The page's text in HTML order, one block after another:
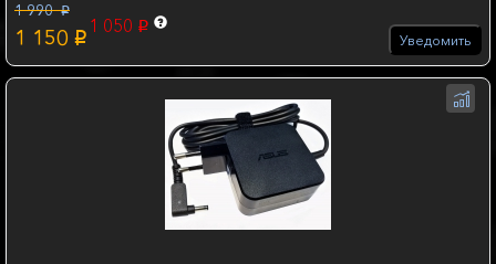
1 990 p
1 150 p
1 050 p
Уведомить